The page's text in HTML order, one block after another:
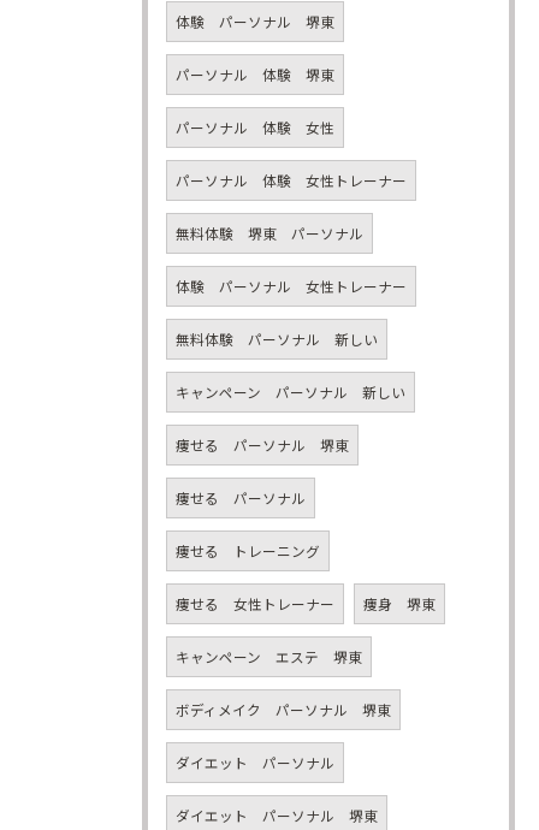
体験 パーソナル 堺東
パーソナル 体験 堺東
パーソナル 体験 女性
パーソナル 体験 女性トレーナー
無料体験 堺東 パーソナル
体験 パーソナル 女性トレーナー
無料体験 パーソナル 新しい
キャンペーン パーソナル 新しい
痩せる パーソナル 堺東
痩せる パーソナル
痩せる トレーニング
痩せる 女性トレーナー 痩身 堺東
キャンペーン エステ 堺東
ボディメイク パーソナル 堺東
ダイエット パーソナル
ダイエット パーソナル 堺東